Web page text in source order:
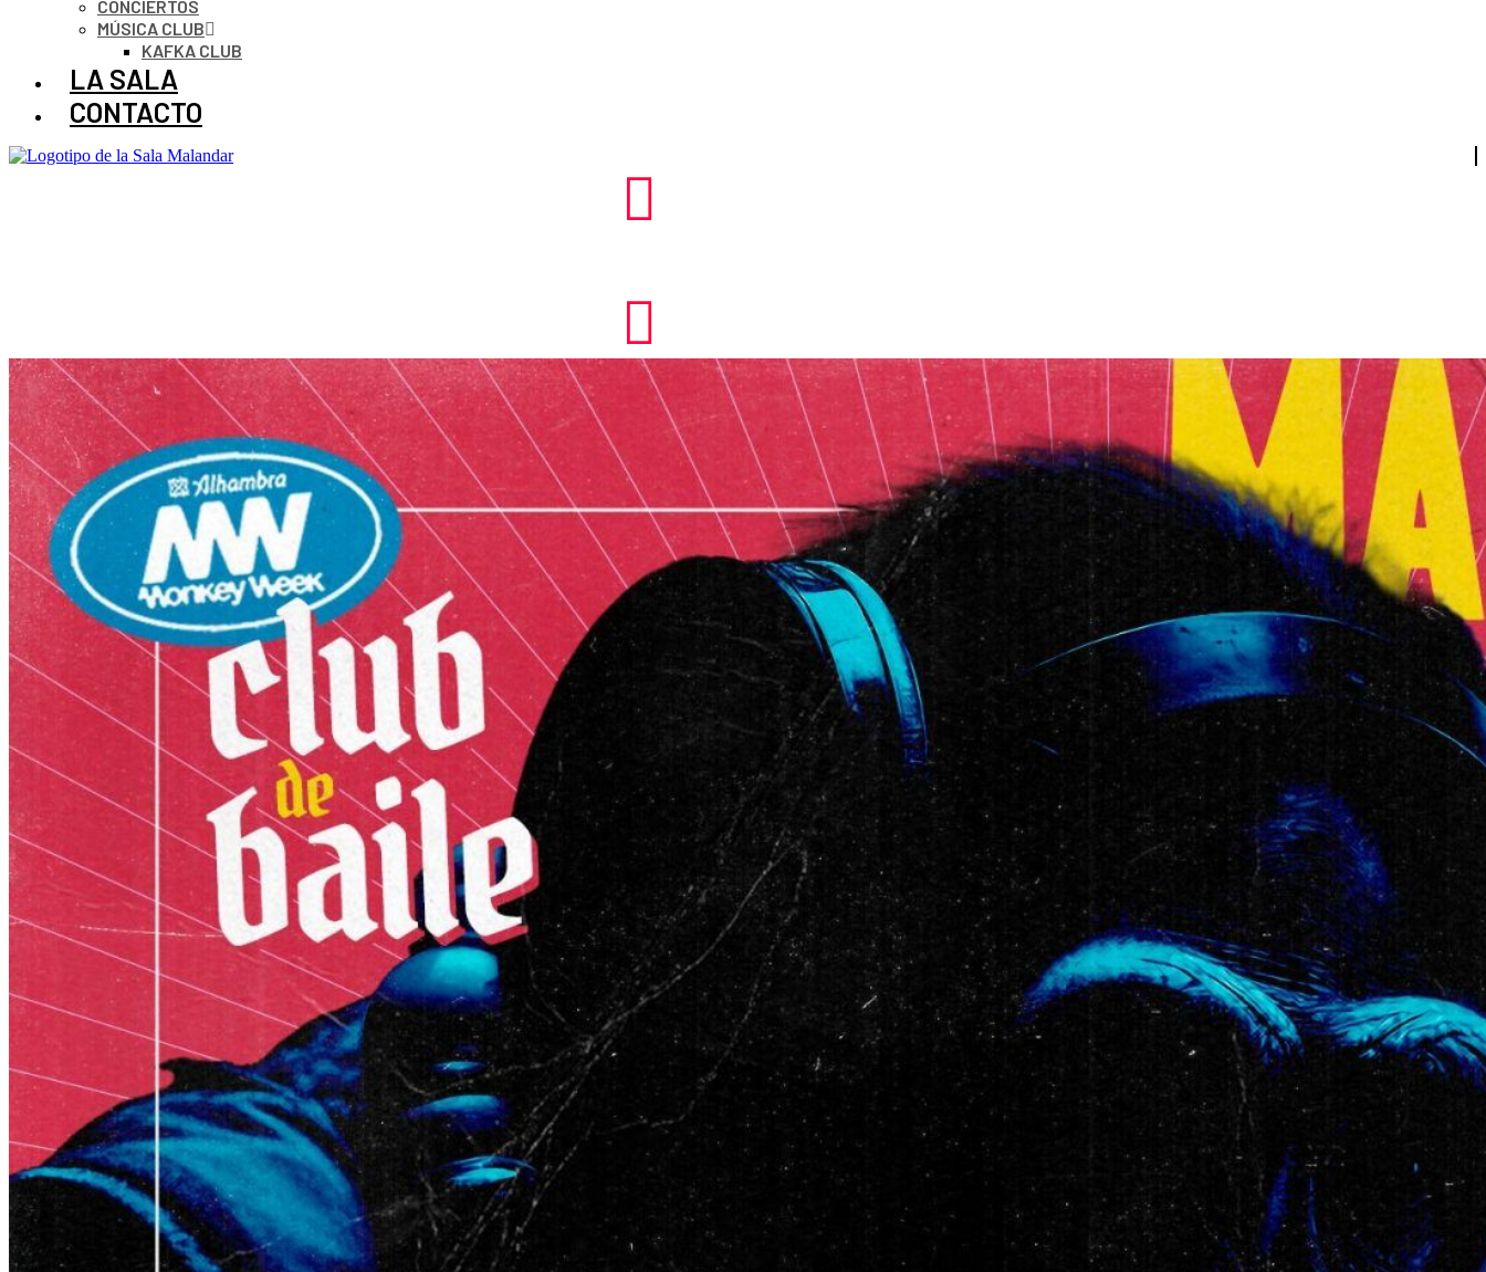
CONCIERTOS
MÚSICA CLUB
KAFKA CLUB
LA SALA
CONTACTO